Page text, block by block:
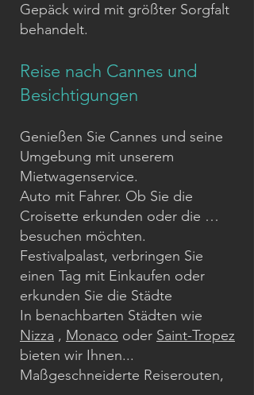
Gepäck wird mit größter Sorgfalt
behandelt.
Reise nach Cannes und
Besichtigungen
Genießen Sie Cannes und seine
Umgebung mit unserem
Mietwagenservice.
Auto mit Fahrer. Ob Sie die
Croisette erkunden oder die …
besuchen möchten.
Festivalpalast, verbringen Sie
einen Tag mit Einkaufen oder
erkunden Sie die Städte
In benachbarten Städten wie
Nizza , Monaco oder Saint-Tropez
bieten wir Ihnen...
Maßgeschneiderte Reiserouten,